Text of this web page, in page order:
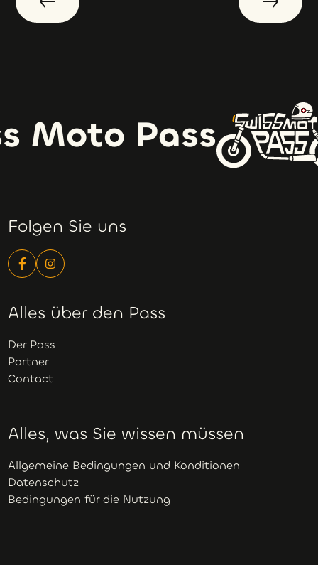
Moto Pass
Folgen Sie uns
Alles über den Pass
Der Pass
Partner
Contact
Alles, was Sie wissen müssen
Allgemeine Bedingungen und Konditionen
Datenschutz
Bedingungen für die Nutzung